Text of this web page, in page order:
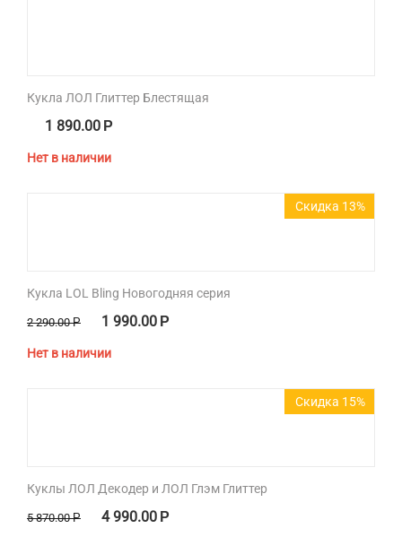
Кукла ЛОЛ Глиттер Блестящая
1 890.00 Р
Нет в наличии
Скидка 13%
Кукла LOL Bling Новогодняя серия
2 290.00 Р 1 990.00 Р
Нет в наличии
Скидка 15%
Куклы ЛОЛ Декодер и ЛОЛ Глэм Глиттер
5 870.00 Р 4 990.00 Р